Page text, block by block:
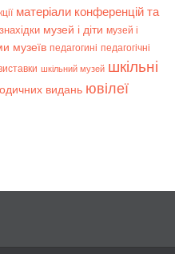
матеріали конференцій та
музей і діти музей і
музеїв педагогині педагогічні
шкільний музей шкільні
видань ювілеї